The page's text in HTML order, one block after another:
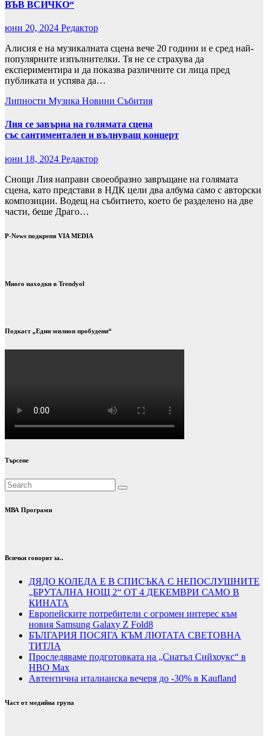
ВЪВ ВСИЧКО“
юни 20, 2024 Редактор
Алисия е на музикалната сцена вече 20 години и е сред най-
популярните изпълнителки. Тя не се страхува да
експериментира и да показва различните си лица пред
публиката и успява да…
Липности Музика Новини Събития
Лия се завърна на голямата сцена
със сантиментален и вълнуващ концерт
юни 18, 2024 Редактор
Снощи Лия направи своеобразно завръщане на голямата
сцена, като представи в НДК цели два албума само с авторски
композиции. Водещ на събитието, което бе разделено на две
части, беше Драго…
P-News подкрепя VIA MEDIA
Много находки в Trendyol
Подкаст „Един милион пробудени“
Търсене
МВА Програми
Всички говорят за..
ДЯДО КОЛЕДА Е В СПИСЪКА С НЕПОСЛУШНИТЕ
„БРУТАЛНА НОЩ 2“ ОТ 4 ДЕКЕМВРИ САМО В
КИНАТА
Европейските потребители с огромен интерес към
новия Samsung Galaxy Z Fold8
БЪЛГАРИЯ ПОСЯГА КЪМ ЛЮТАТА СВЕТОВНА
ТИТЛА
Проследяваме подготовката на „Сиатъл Сийхоукс“ в
HBO Max
Автентична италианска вечеря до -30% в Kaufland
Част от медийна група